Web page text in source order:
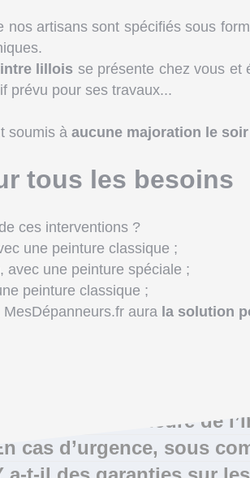
nos artisans sont spécifiés sous
lillois se présente chez vous et
prévu pour ses travaux...
soumis à aucune majoration le soir
tous les besoins
ces interventions ?
une peinture classique ;
avec une peinture spéciale ;
peinture classique ;
aura la solution
Puis-je choisir l’heure de
cas d’urgence, sous